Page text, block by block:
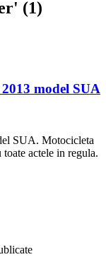
(1)
model SUA
SUA. Motocicleta
actele in regula.